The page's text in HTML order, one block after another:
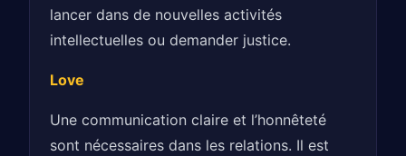
lancer dans de nouvelles activités
intellectuelles ou demander justice.
Love
Une communication claire et l’honnêteté
sont nécessaires dans les relations. Il est